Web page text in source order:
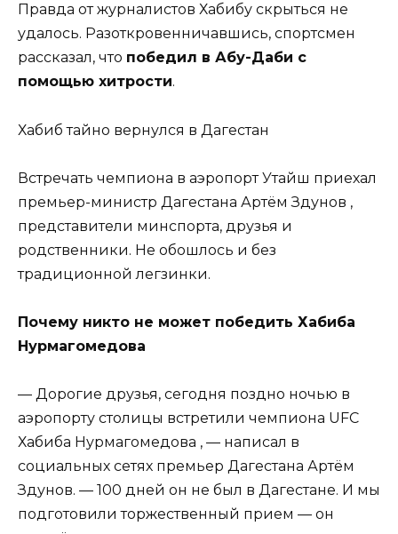
Правда от журналистов Хабибу скрыться не
удалось. Разоткровенничавшись, спортсмен
рассказал, что победил в Абу-Даби с
помощью хитрости.
Хабиб тайно вернулся в Дагестан
Встречать чемпиона в аэропорт Утайш приехал
премьер-министр Дагестана Артём Здунов ,
представители минспорта, друзья и
родственники. Не обошлось и без
традиционной легзинки.
Почему никто не может победить Хабиба
Нурмагомедова
— Дорогие друзья, сегодня поздно ночью в
аэропорту столицы встретили чемпиона UFC
Хабиба Нурмагомедова , — написал в
социальных сетях премьер Дагестана Артём
Здунов. — 100 дней он не был в Дагестане. И мы
подготовили торжественный прием — он